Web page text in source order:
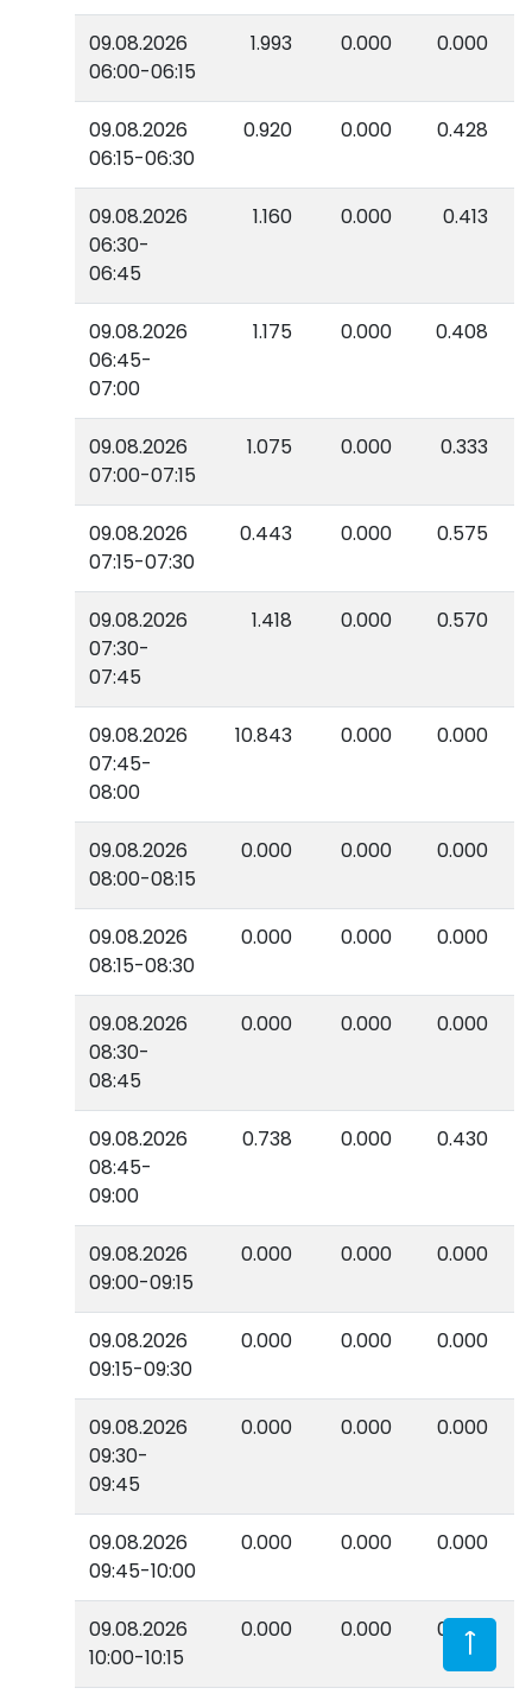
09.08.2026
06:00-06:15
1.993 0.000 0.000
09.08.2026
06:15-06:30
0.920 0.000 0.428
09.08.2026
06:30-
06:45
1.160 0.000 0.413
09.08.2026
06:45-
07:00
1.175 0.000 0.408
09.08.2026
07:00-07:15
1.075 0.000 0.333
09.08.2026
07:15-07:30
0.443 0.000 0.575
09.08.2026
07:30-
07:45
1.418 0.000 0.570
09.08.2026
07:45-
08:00
10.843 0.000 0.000
09.08.2026
08:00-08:15
0.000 0.000 0.000
09.08.2026
08:15-08:30
0.000 0.000 0.000
09.08.2026
08:30-
08:45
0.000 0.000 0.000
09.08.2026
08:45-
09:00
0.738 0.000 0.430
09.08.2026
09:00-09:15
0.000 0.000 0.000
09.08.2026
09:15-09:30
0.000 0.000 0.000
09.08.2026
09:30-
09:45
0.000 0.000 0.000
09.08.2026
09:45-10:00
0.000 0.000 0.000
09.08.2026
10:00-10:15
0.000 0.000 0.000